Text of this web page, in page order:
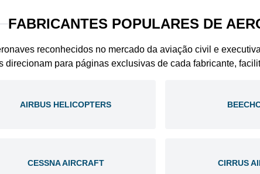
FABRICANTES POPULARES DE
reconhecidos no mercado da aviação civil e
direcionam para páginas exclusivas de cada fabricante,
AIRBUS HELICOPTERS
CESSNA AIRCRAFT CIRRUS